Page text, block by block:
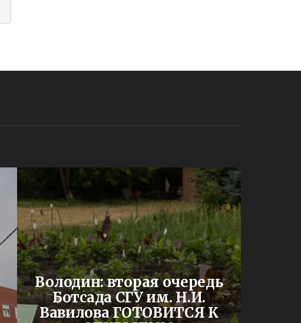
Володин: вторая очередь
Ботсада СГУ им. Н.И.
Вавилова ГОТОВИТСЯ К